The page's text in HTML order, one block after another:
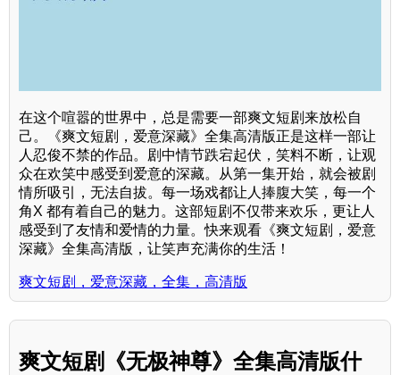
在这个喧嚣的世界中，总是需要一部爽文短剧来放松自
己。《爽文短剧，爱意深藏》全集高清版正是这样一部让
人忍俊不禁的作品。剧中情节跌宕起伏，笑料不断，让观
众在欢笑中感受到爱意的深藏。从第一集开始，就会被剧
情所吸引，无法自拔。每一场戏都让人捧腹大笑，每一个
角X 都有着自己的魅力。这部短剧不仅带来欢乐，更让人
感受到了友情和爱情的力量。快来观看《爽文短剧，爱意
深藏》全集高清版，让笑声充满你的生活！
爽文短剧，爱意深藏，全集，高清版
爽文短剧《无极神尊》全集高清版什